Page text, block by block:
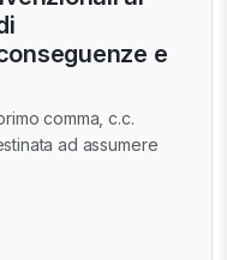
e
comma, c.c.
ad assumere